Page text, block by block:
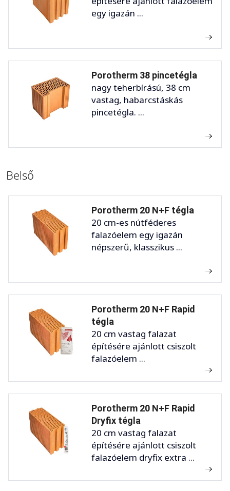
egy igazán ...
Porotherm 38 pincetégla
nagy teherbírású, 38 cm
vastag, habarcstáskás
pincetégla. ...
Belső
Porotherm 20 N+F tégla
20 cm-es nútféderes
falazóelem egy igazán
népszerű, klasszikus ...
Porotherm 20 N+F Rapid
tégla
20 cm vastag falazat
építésére ajánlott csiszolt
falazóelem ...
Porotherm 20 N+F Rapid
Dryfix tégla
20 cm vastag falazat
építésére ajánlott csiszolt
falazóelem dryfix extra ...